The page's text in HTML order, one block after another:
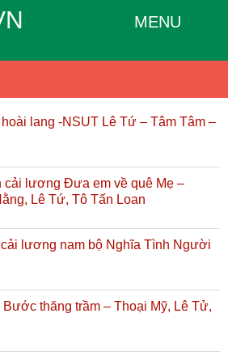
MENU
lang -NSUT Lê Tứ – Tâm Tâm –
cải lương Đưa em về quê Mẹ –
Lê Tứ, Tô Tấn Loan
cải lương nam bộ Nghĩa Tình Người
thăng trầm – Thoại Mỹ, Lê Tử,